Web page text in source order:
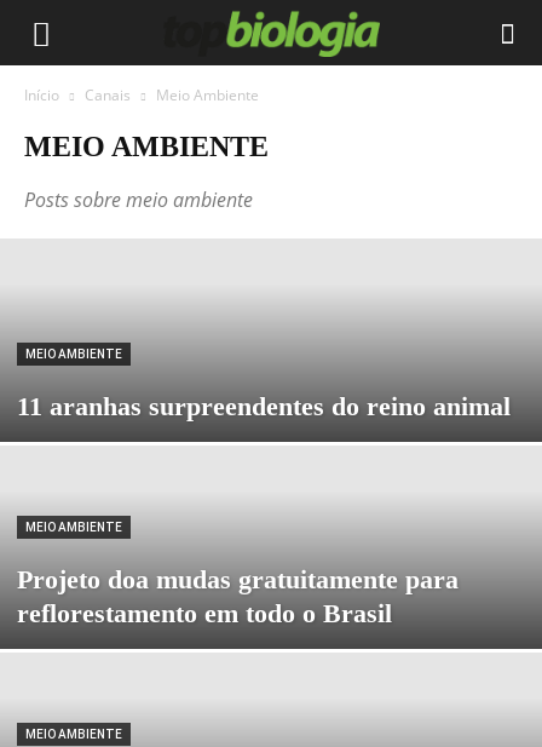
Início Canais Meio Ambiente
MEIO AMBIENTE
Posts sobre meio ambiente
MEIO AMBIENTE
11 aranhas surpreendentes do reino animal
MEIO AMBIENTE
Projeto doa mudas gratuitamente para
reflorestamento em todo o Brasil
MEIO AMBIENTE